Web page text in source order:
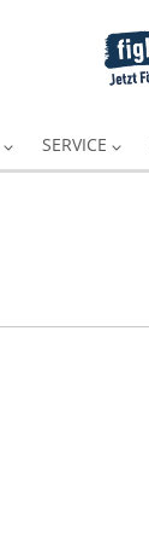
SERVICE